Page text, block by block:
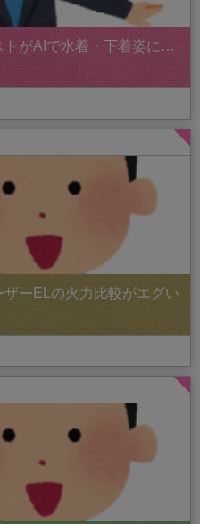
トがAIで水着・下着姿に…
ーELの火力比較がエグい